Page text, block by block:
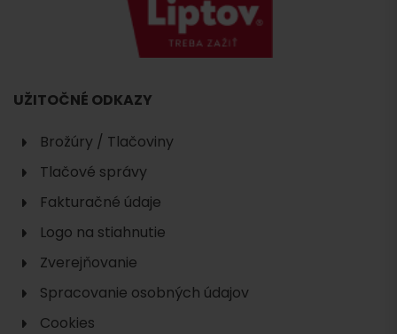
UŽITOČNÉ ODKAZY
Brožúry / Tlačoviny
Tlačové správy
Fakturačné údaje
Logo na stiahnutie
Zverejňovanie
Spracovanie osobných údajov
Cookies